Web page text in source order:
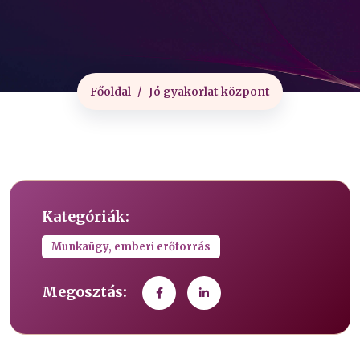
Főoldal Jó gyakorlat központ
Kategóriák:
Munkaügy, emberi erőforrás
Megosztás: